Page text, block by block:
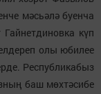
мәсьәлә буенча
күп
олы юбилее
Республикабыз
баш мөхтәсибе